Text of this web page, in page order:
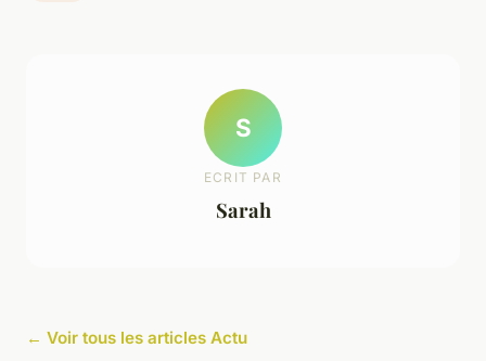
S
ECRIT PAR
Sarah
← Voir tous les articles Actu